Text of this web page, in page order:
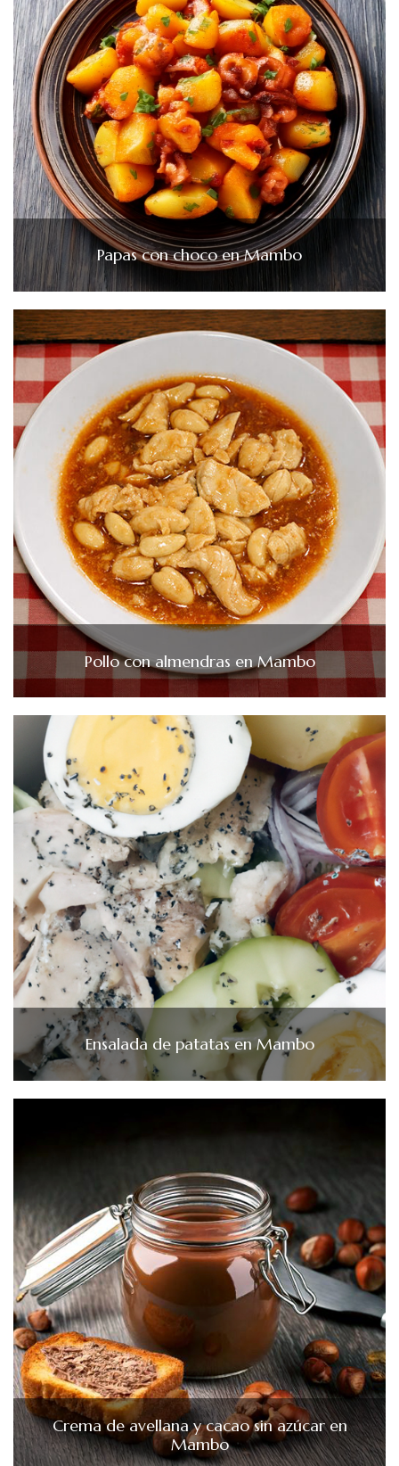
Papas con choco en Mambo
Pollo con almendras en Mambo
Ensalada de patatas en Mambo
Crema de avellana y cacao sin azúcar en
Mambo